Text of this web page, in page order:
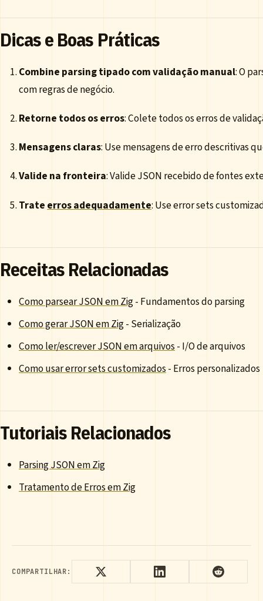
Dicas e Boas Práticas
Combine parsing tipado com validação manual: O
com regras de negócio.
Retorne todos os erros: Colete todos os erros de
Mensagens claras: Use mensagens de erro descritivas
Valide na fronteira: Valide JSON recebido de fontes
Trate erros adequadamente: Use error sets
Receitas Relacionadas
Como parsear JSON em Zig- Fundamentos do parsing
Como gerar JSON em Zig- Serialização
Como ler/escrever JSON em arquivos- I/O de arquivos
Como usar error sets customizados- Erros personalizados
Tutoriais Relacionados
Parsing JSON em Zig
Tratamento de Erros em Zig
COMPARTILHAR: